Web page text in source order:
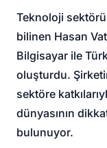
Teknoloji
bilinen Hasan
Bilgisayar ile
oluşturdu.
sektöre
dünyasının
bulunuyor.